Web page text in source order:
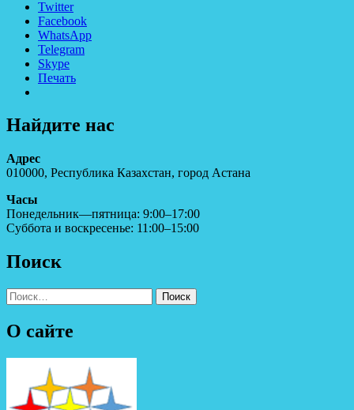
Twitter
Facebook
WhatsApp
Telegram
Skype
Печать
Найдите нас
Адрес
010000, Республика Казахстан, город Астана
Часы
Понедельник—пятница: 9:00–17:00
Суббота и воскресенье: 11:00–15:00
Поиск
Найти:
О сайте